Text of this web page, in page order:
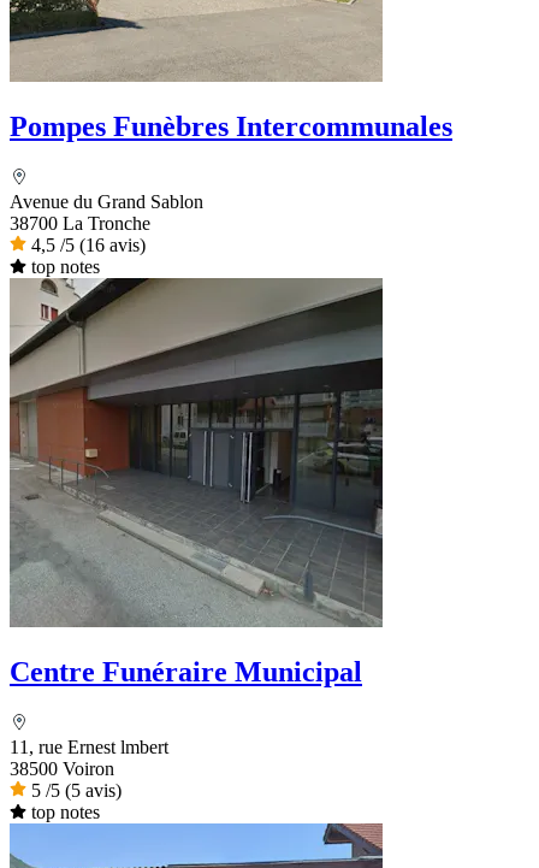
Pompes Funèbres Intercommunales
Avenue du Grand Sablon
38700 La Tronche
4,5 /5 (16 avis)
top notes
Centre Funéraire Municipal
11, rue Ernest lmbert
38500 Voiron
5 /5 (5 avis)
top notes